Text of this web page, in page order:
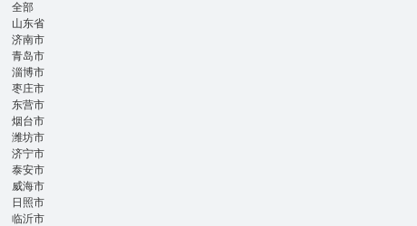
全部
山东省
济南市
青岛市
淄博市
枣庄市
东营市
烟台市
潍坊市
济宁市
泰安市
威海市
日照市
临沂市